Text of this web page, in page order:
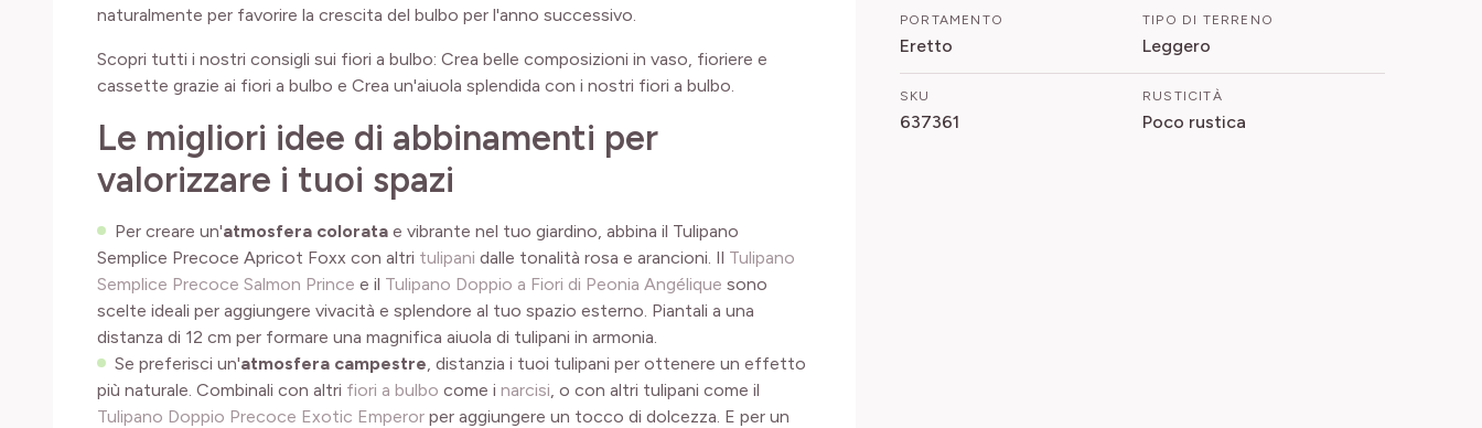
naturalmente per favorire la crescita del bulbo per l'anno successivo.
Scopri tutti i nostri consigli sui fiori a bulbo: Crea belle composizioni in vaso, fioriere e
cassette grazie ai fiori a bulbo e Crea un'aiuola splendida con i nostri fiori a bulbo.
Le migliori idee di abbinamenti per
valorizzare i tuoi spazi
Per creare un'atmosfera colorata e vibrante nel tuo giardino, abbina il Tulipano
Semplice Precoce Apricot Foxx con altri tulipani dalle tonalità rosa e arancioni. Il Tulipano
Semplice Precoce Salmon Prince e il Tulipano Doppio a Fiori di Peonia Angélique sono
scelte ideali per aggiungere vivacità e splendore al tuo spazio esterno. Piantali a una
distanza di 12 cm per formare una magnifica aiuola di tulipani in armonia.
Se preferisci un'atmosfera campestre, distanzia i tuoi tulipani per ottenere un effetto
più naturale. Combinali con altri fiori a bulbo come i narcisi, o con altri tulipani come il
Tulipano Doppio Precoce Exotic Emperor per aggiungere un tocco di dolcezza. E per un
PORTAMENTO
Eretto
SKU
637361
TIPO DI TERRENO
Leggero
RUSTICITÀ
Poco rustica